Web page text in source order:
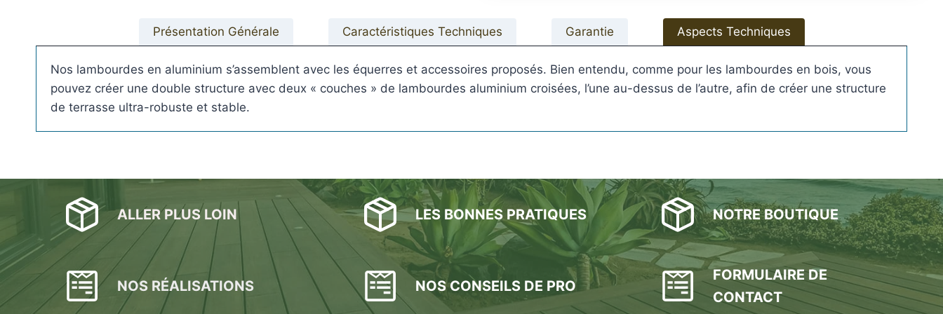
Plots réglables
f
o
r
n
e
ê
t
e
h
e
x
a
Présentation Générale Caractéristiques Techniques Garantie Aspects Techniques
Nos lambourdes en aluminium s’assemblent avec les équerres et accessoires proposés. Bien entendu, comme pour les lambourdes en bois, vous
pouvez créer une double structure avec deux « couches » de lambourdes aluminium croisées, l’une au-dessus de l’autre, afin de créer une structure
de terrasse ultra-robuste et stable.
ALLER PLUS LOIN
NOS RÉALISATIONS
LES BONNES PRATIQUES
NOS CONSEILS DE PRO
NOTRE BOUTIQUE
FORMULAIRE DE
CONTACT